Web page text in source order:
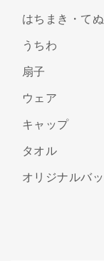
はちまき・て
うちわ
扇子
ウェア
キャップ
タオル
オリジナルバ